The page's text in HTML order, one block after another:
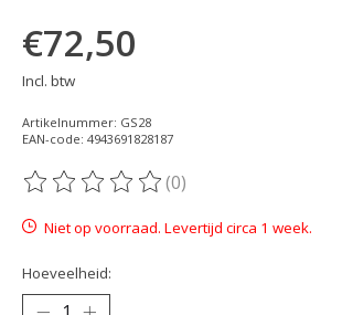
€72,50
Incl. btw
Artikelnummer: GS28
EAN-code: 4943691828187
De beoordeling van dit product is
(0)
Niet op voorraad. Levertijd circa 1 week.
Hoeveelheid: